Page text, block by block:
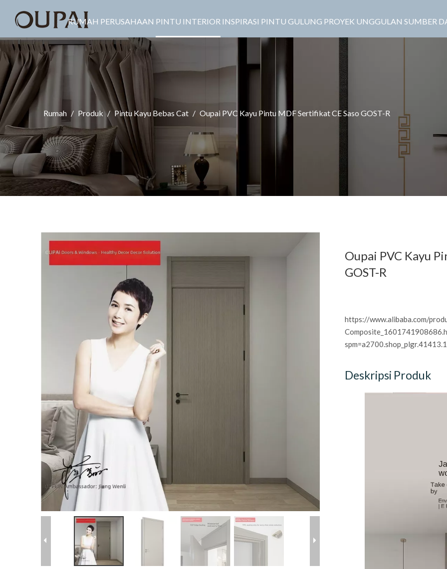
RUMAH PERUSAHAAN PINTU INTERIOR INSPIRASI PINTU GULUNG PROYEK UNGGULAN SUMBER
Rumah / Produk / Pintu Kayu Bebas Cat / Oupai PVC Kayu Pintu MDF Sertifikat CE Saso GOST-R
Oupai PVC Kayu
GOST-R
https://www.alibaba.com/
Deskripsi Produk